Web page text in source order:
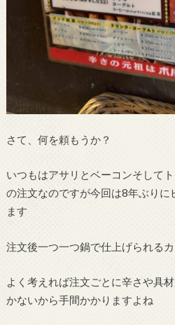
さて、何を頼もうか？
いつもはアサリとベーコンそして
の注文なのですが今回は8年ぶりに
ます
注文後一つ一つ鍋で仕上げられる
よく考えれば注文ごとに辛さや具
かないから手間かかりますよね